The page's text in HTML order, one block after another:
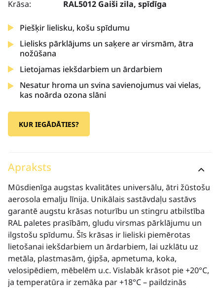
Krāsa:
RAL5012 Gaiši zila, spīdīga
Piešķir lielisku, košu spīdumu
Lielisks pārklājums un saķere ar virsmām, ātra
nožūšana
Lietojamas iekšdarbiem un ārdarbiem
Nesatur hroma un svina savienojumus vai vielas,
kas noārda ozona slāni
KUR IEGĀDĀTIES?
Apraksts
Mūsdienīga augstas kvalitātes universālu, ātri žūstošu
aerosola emalju līnija. Unikālais sastāvdaļu sastāvs
garantē augstu krāsas noturību un stingru atbilstība
RAL paletes prasībām, gludu virsmas pārklājumu un
ilgstošu spīdumu. Šīs krāsas ir lieliski piemērotas
lietošanai iekšdarbiem un ārdarbiem, lai uzklātu uz
metāla, plastmasām, ģipša, apmetuma, koka,
velosipēdiem, mēbelēm u.c. Vislabāk krāsot pie +20°C,
ja temperatūra ir zemāka par +18°C – paildzinās